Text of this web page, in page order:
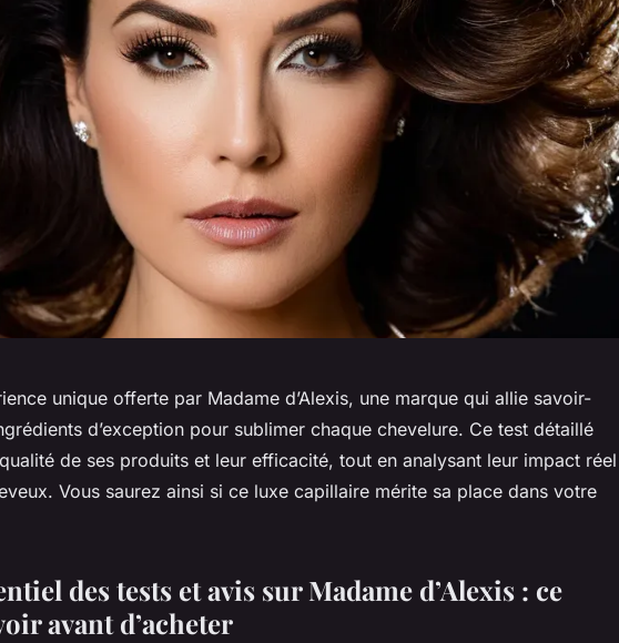
unique offerte par Madame d’Alexis, une marque qui allie savoir-
d’exception pour sublimer chaque chevelure. Ce test détaillé
de ses produits et leur efficacité, tout en analysant leur impact réel
Vous saurez ainsi si ce luxe capillaire mérite sa place dans votre
des tests et avis sur Madame d’Alexis : ce
avant d’acheter